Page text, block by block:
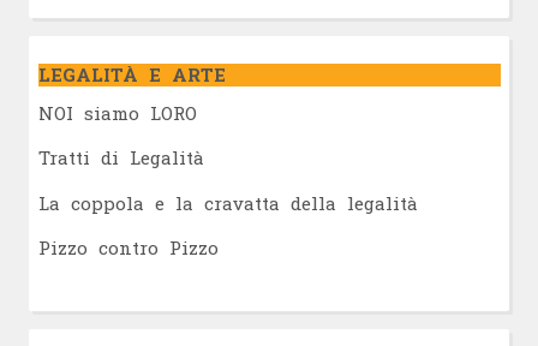
LEGALITÀ E ARTE
NOI siamo LORO
Tratti di Legalità
La coppola e la cravatta della legalità
Pizzo contro Pizzo